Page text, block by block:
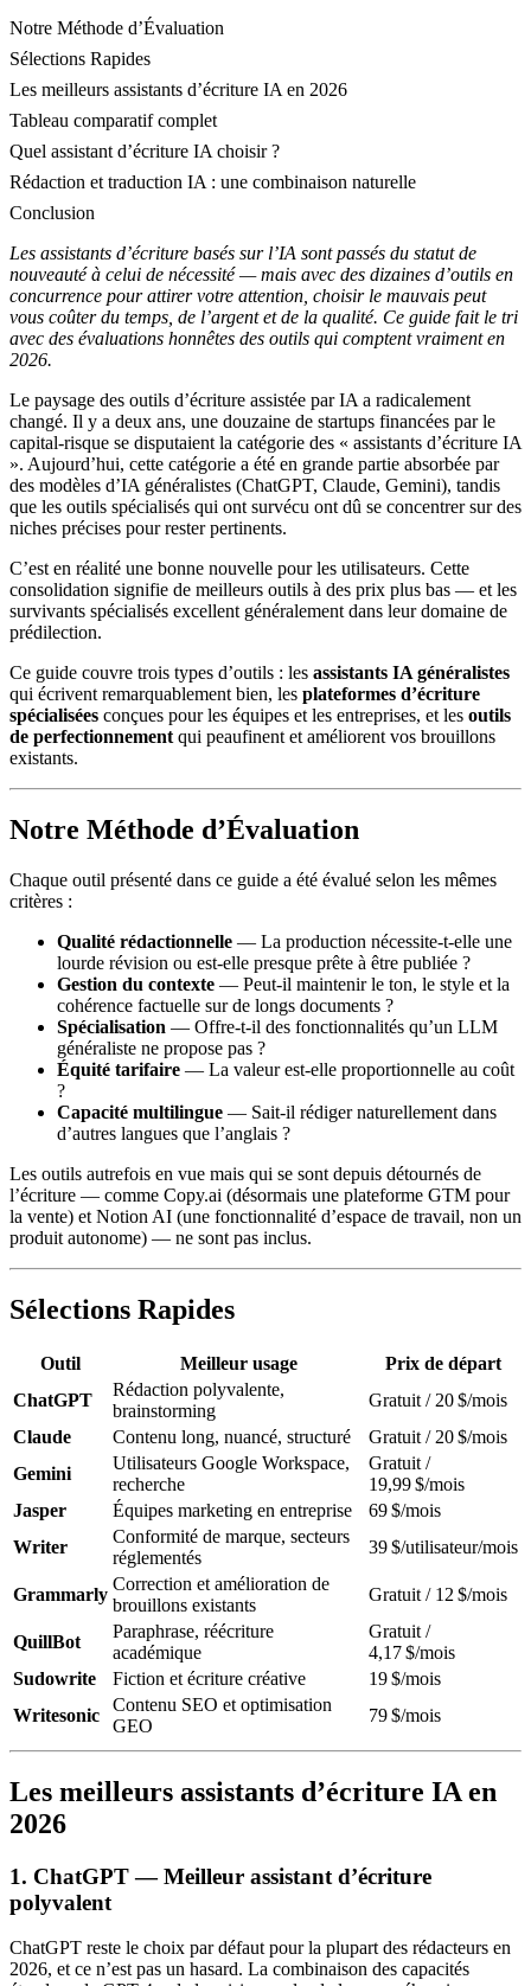
Notre Méthode d’Évaluation
Sélections Rapides
Les meilleurs assistants d’écriture IA en 2026
Tableau comparatif complet
Quel assistant d’écriture IA choisir ?
Rédaction et traduction IA : une combinaison naturelle
Conclusion
Les assistants d’écriture basés sur l’IA sont passés du statut de
nouveauté à celui de nécessité — mais avec des dizaines d’outils en
concurrence pour attirer votre attention, choisir le mauvais peut
vous coûter du temps, de l’argent et de la qualité. Ce guide fait le tri
avec des évaluations honnêtes des outils qui comptent vraiment en
2026.
Le paysage des outils d’écriture assistée par IA a radicalement
changé. Il y a deux ans, une douzaine de startups financées par le
capital-risque se disputaient la catégorie des « assistants d’écriture IA
». Aujourd’hui, cette catégorie a été en grande partie absorbée par
des modèles d’IA généralistes (ChatGPT, Claude, Gemini), tandis
que les outils spécialisés qui ont survécu ont dû se concentrer sur des
niches précises pour rester pertinents.
C’est en réalité une bonne nouvelle pour les utilisateurs. Cette
consolidation signifie de meilleurs outils à des prix plus bas — et les
survivants spécialisés excellent généralement dans leur domaine de
prédilection.
Ce guide couvre trois types d’outils : les assistants IA généralistes
qui écrivent remarquablement bien, les plateformes d’écriture
spécialisées conçues pour les équipes et les entreprises, et les outils
de perfectionnement qui peaufinent et améliorent vos brouillons
existants.
Notre Méthode d’Évaluation
Chaque outil présenté dans ce guide a été évalué selon les mêmes
critères :
Qualité rédactionnelle — La production nécessite-t-elle une
lourde révision ou est-elle presque prête à être publiée ?
Gestion du contexte — Peut-il maintenir le ton, le style et la
cohérence factuelle sur de longs documents ?
Spécialisation — Offre-t-il des fonctionnalités qu’un LLM
généraliste ne propose pas ?
Équité tarifaire — La valeur est-elle proportionnelle au coût
?
Capacité multilingue — Sait-il rédiger naturellement dans
d’autres langues que l’anglais ?
Les outils autrefois en vue mais qui se sont depuis détournés de
l’écriture — comme Copy.ai (désormais une plateforme GTM pour
la vente) et Notion AI (une fonctionnalité d’espace de travail, non un
produit autonome) — ne sont pas inclus.
Sélections Rapides
Outil Meilleur usage
Prix de départ
ChatGPT
Rédaction polyvalente,
brainstorming
Gratuit / 20 $/mois
Claude
Contenu long, nuancé, structuré
Gratuit / 20 $/mois
Gemini
Utilisateurs Google Workspace,
recherche
Gratuit /
19,99 $/mois
Jasper
Équipes marketing en entreprise
69 $/mois
Writer
Conformité de marque, secteurs
réglementés
39 $/utilisateur/mois
Grammarly
Correction et amélioration de
brouillons existants
Gratuit / 12 $/mois
QuillBot
Paraphrase, réécriture
académique
Gratuit /
4,17 $/mois
Sudowrite
Fiction et écriture créative
19 $/mois
Writesonic
Contenu SEO et optimisation
GEO
79 $/mois
Les meilleurs assistants d’écriture IA en
2026
1. ChatGPT — Meilleur assistant d’écriture
polyvalent
ChatGPT reste le choix par défaut pour la plupart des rédacteurs en
2026, et ce n’est pas un hasard. La combinaison des capacités